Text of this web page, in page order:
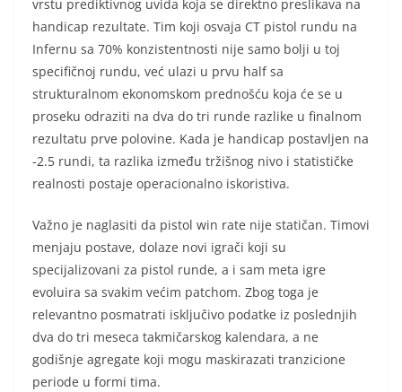
vrstu prediktivnog uvida koja se direktno preslikava na
handicap rezultate. Tim koji osvaja CT pistol rundu na
Infernu sa 70% konzistentnosti nije samo bolji u toj
specifičnoj rundu, već ulazi u prvu half sa
strukturalnom ekonomskom prednošću koja će se u
proseku odraziti na dva do tri runde razlike u finalnom
rezultatu prve polovine. Kada je handicap postavljen na
-2.5 rundi, ta razlika između tržišnog nivo i statističke
realnosti postaje operacionalno iskoristiva.
Važno je naglasiti da pistol win rate nije statičan. Timovi
menjaju postave, dolaze novi igrači koji su
specijalizovani za pistol runde, a i sam meta igre
evoluira sa svakim većim patchom. Zbog toga je
relevantno posmatrati isključivo podatke iz poslednjih
dva do tri meseca takmičarskog kalendara, a ne
godišnje agregate koji mogu maskirazati tranzicione
periode u formi tima.